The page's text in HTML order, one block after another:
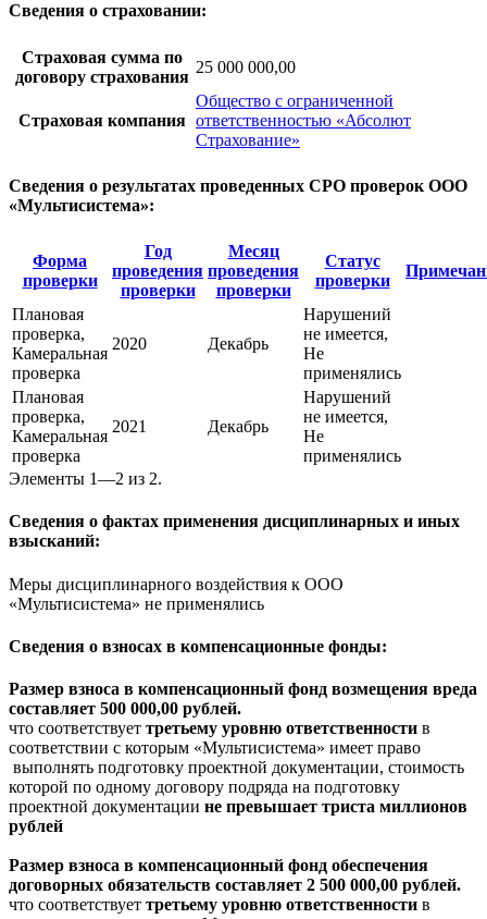
Сведения о страховании:
Страховая сумма по
договору страхования
25 000 000,00
Страховая компания
Общество с ограниченной
ответственностью «Абсолют
Страхование»
Сведения о результатах проведенных СРО проверок ООО
«Мультисистема»:
Форма
проверки
Год
проведения
проверки
Месяц
проведения
проверки
Статус
проверки
Плановая
проверка,
Камеральная
проверка
2020 Декабрь
Нарушений
не имеется,
Не
применялись
Плановая
проверка,
Камеральная
проверка
2021 Декабрь
Нарушений
не имеется,
Не
применялись
Элементы 1—2 из 2.
Сведения о фактах применения дисциплинарных и иных
взысканий:
Меры дисциплинарного воздействия к ООО
«Мультисистема» не применялись
Сведения о взносах в компенсационные фонды:
Размер взноса в компенсационный фонд возмещения вреда
составляет 500 000,00 рублей.
что соответствует третьему уровню ответственности в
соответствии с которым «Мультисистема» имеет право
выполнять подготовку проектной документации, стоимость
которой по одному договору подряда на подготовку
проектной документации не превышает триста миллионов
рублей
Размер взноса в компенсационный фонд обеспечения
договорных обязательств составляет 2 500 000,00 рублей.
что соответствует третьему уровню ответственности в